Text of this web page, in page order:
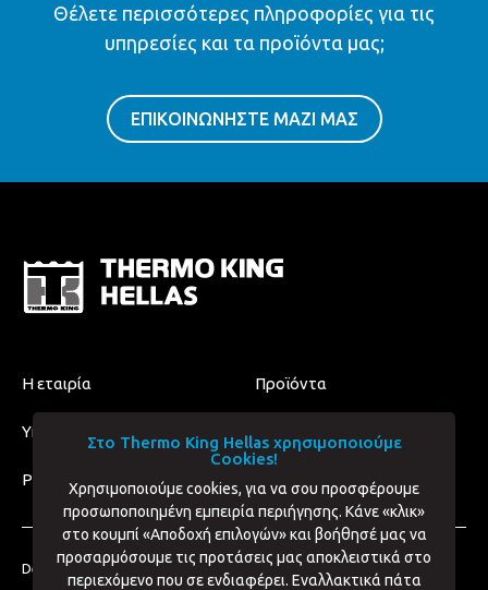
Θέλετε περισσότερες πληροφορίες για τις
υπηρεσίες και τα προϊόντα μας;
ΕΠΙΚΟΙΝΩΝΗΣΤΕ ΜΑΖΙ ΜΑΣ
Η εταιρία Προϊόντα
Υπηρεσίες
Privacy & Cookies Policy
Designed & Developed by:Uppercut Design&Pixel Media
Στο Thermo King Hellas χρησιμοποιούμε
Cookies!
Χρησιμοποιούμε cookies, για να σου προσφέρουμε
προσωποποιημένη εμπειρία περιήγησης. Κάνε «κλικ»
στο κουμπί «Αποδοχή επιλογών» και βοήθησέ μας να
προσαρμόσουμε τις προτάσεις μας αποκλειστικά στο
περιεχόμενο που σε ενδιαφέρει. Εναλλακτικά πάτα